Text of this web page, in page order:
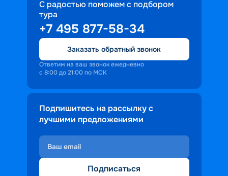
С радостью поможем с подбором
тура
+7 495 877-58-34
Заказать обратный звонок
Ответим на ваш звонок ежедневно
с 8:00 до 21:00 по МСК
Подпишитесь на рассылку с
лучшими предложениями
Подписаться